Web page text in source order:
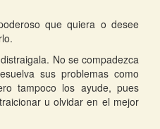
que quiera o desee
No se compadezca
sus problemas como
tampoco los ayude, pues
u olvidar en el mejor